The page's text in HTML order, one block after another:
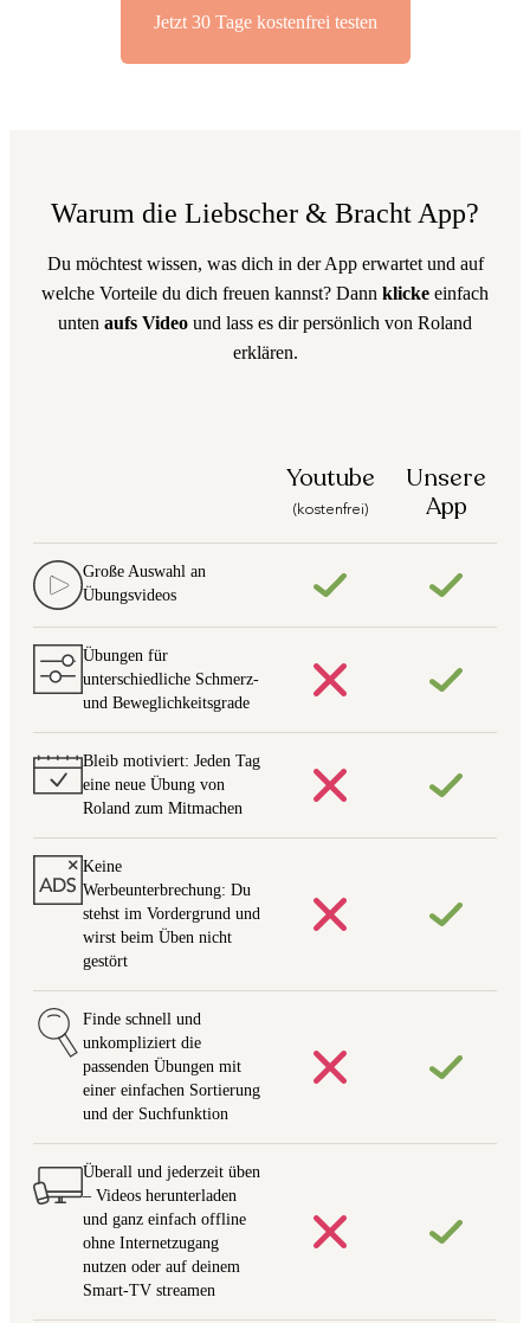
Jetzt 30 Tage kostenfrei testen
Warum die Liebscher & Bracht App?
Du möchtest wissen, was dich in der App erwartet und auf
welche Vorteile du dich freuen kannst? Dann klicke einfach
unten aufs Video und lass es dir persönlich von Roland
erklären.
Youtube
(kostenfrei)
Unsere
App
Große Auswahl an
Übungsvideos
Übungen für
unterschiedliche Schmerz-
und Beweglichkeitsgrade
Bleib motiviert: Jeden Tag
eine neue Übung von
Roland zum Mitmachen
Keine
Werbeunterbrechung: Du
stehst im Vordergrund und
wirst beim Üben nicht
gestört
Finde schnell und
unkompliziert die
passenden Übungen mit
einer einfachen Sortierung
und der Suchfunktion
Überall und jederzeit üben
– Videos herunterladen
und ganz einfach offline
ohne Internetzugang
nutzen oder auf deinem
Smart-TV streamen